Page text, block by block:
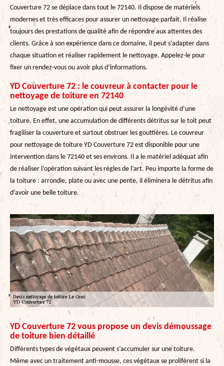
Couverture 72 se déplace dans tout le 72140. Il dispose de matériels
modernes et très efficaces pour assurer un nettoyage parfait. Il réalise
toujours des prestations de qualité afin de répondre aux attentes des
clients. Grâce à son expérience dans ce domaine, il peut s’adapter dans
chaque situation et réaliser rapidement le nettoyage. Appelez-le pour
fixer un rendez-vous ou avoir plus d’informations.
YD Couverture 72 : le couvreur à contacter pour le
nettoyage de toiture en 72140
Le nettoyage est une opération qui peut assurer la longévité d’une
toiture. En effet, une accumulation de différents détritus sur le toit peut
fragiliser la couverture et surtout obstruer les gouttières. Le couvreur
pour nettoyage de toiture YD Couverture 72 est disponible pour une
intervention dans le 72140 et ses environs. Il a le matériel adéquat afin
de réaliser l’opération suivant les règles de l’art. Peu importe la forme de
la toiture : arrondie, plate ou avec une pente, il éliminera le détritus afin
d’avoir une belle toiture.
YD Couverture 72 vous propose un devis démoussage
de toiture bien détaillé
Différents types de végétaux peuvent s’accumuler sur une toiture.
Même avec un traitement anti-mousse, ces végétaux se prolifèrent si la